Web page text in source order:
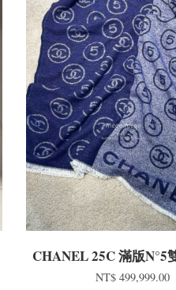
CHANEL 25C 滿版N°5
NT$ 499,999.00